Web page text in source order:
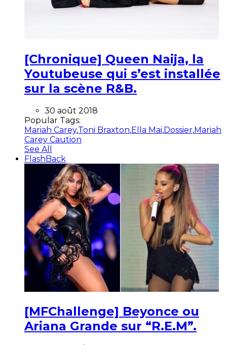
[Chronique] Queen Naija, la
Youtubeuse qui s’est installée
sur la scène R&B.
30 août 2018
Popular Tags:
Mariah Carey,Toni Braxton,Ella Mai,Dossier,Mariah
Carey Caution
See All
FlashBack
[MFChallenge] Beyonce ou
Ariana Grande sur “R.E.M”.